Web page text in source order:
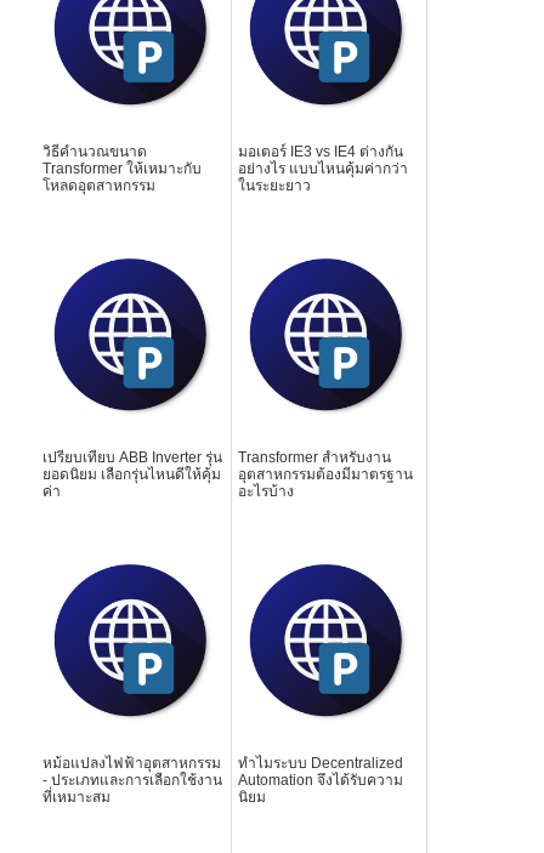
วิธีคำนวณขนาด
Transformer ให้เหมาะกับ
โหลดอุตสาหกรรม
มอเตอร์ IE3 vs IE4 ต่างกัน
อย่างไร แบบไหนคุ้มค่ากว่า
ในระยะยาว
เปรียบเทียบ ABB Inverter รุ่น
ยอดนิยม เลือกรุ่นไหนดีให้คุ้ม
ค่า
Transformer สำหรับงาน
อุตสาหกรรมต้องมีมาตรฐาน
อะไรบ้าง
หม้อแปลงไฟฟ้าอุตสาหกรรม
- ประเภทและการเลือกใช้งาน
ที่เหมาะสม
ทำไมระบบ Decentralized
Automation จึงได้รับความ
นิยม